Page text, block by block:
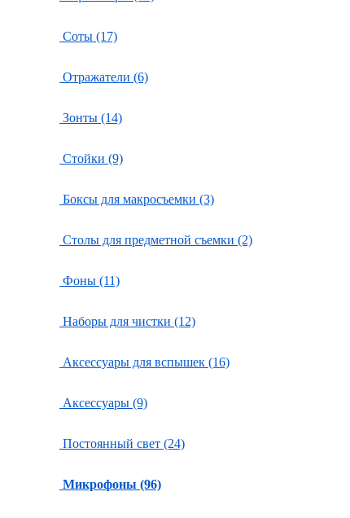
Соты (17)
Отражатели (6)
Зонты (14)
Стойки (9)
Боксы для макросъемки (3)
Столы для предметной съемки (2)
Фоны (11)
Наборы для чистки (12)
Аксессуары для вспышек (16)
Аксессуары (9)
Постоянный свет (24)
Микрофоны (96)